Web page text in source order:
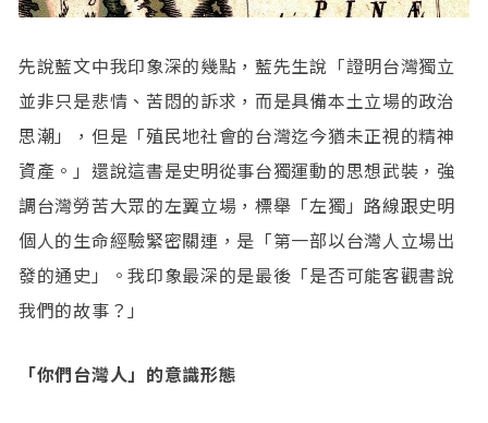
先說藍文中我印象深的幾點，藍先生說「證明台灣獨立
並非只是悲情、苦悶的訴求，而是具備本土立場的政治
思潮」，但是「殖民地社會的台灣迄今猶未正視的精神
資產。」還說這書是史明從事台獨運動的思想武裝，強
調台灣勞苦大眾的左翼立場，標舉「左獨」路線跟史明
個人的生命經驗緊密關連，是「第一部以台灣人立場出
發的通史」。我印象最深的是最後「是否可能客觀書說
我們的故事？」
「你們台灣人」的意識形態